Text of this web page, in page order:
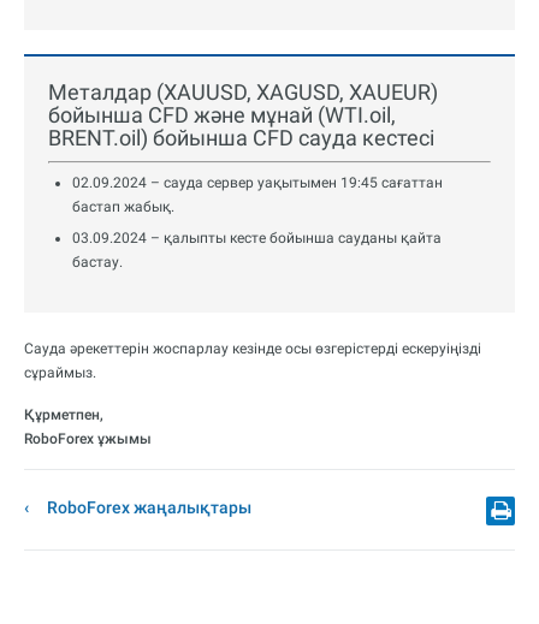
Металдар (XAUUSD, XAGUSD, XAUEUR)
бойынша CFD және мұнай (WTI.oil,
BRENT.oil) бойынша CFD сауда кестесі
02.09.2024 – сауда сервер уақытымен 19:45 сағаттан
бастап жабық.
03.09.2024 – қалыпты кесте бойынша сауданы қайта
бастау.
Сауда әрекеттерін жоспарлау кезінде осы өзгерістерді ескеруіңізді
сұраймыз.
Құрметпен,
RoboForex ұжымы
RoboForex жаңалықтары